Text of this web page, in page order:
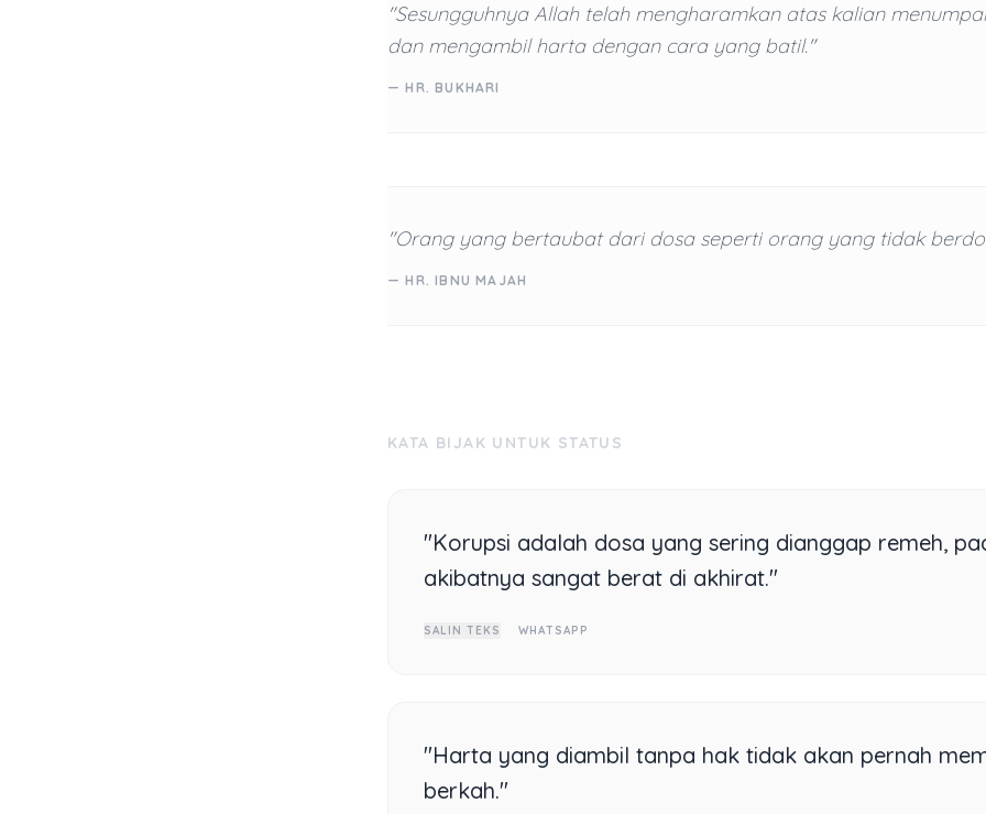
"Sesungguhnya Allah telah mengharamkan atas kalian
dan mengambil harta dengan cara yang batil."
— HR. BUKHARI
"Orang yang bertaubat dari dosa seperti orang yang tidak
— HR. IBNU MAJAH
KATA BIJAK UNTUK STATUS
"Korupsi adalah dosa yang sering dianggap remeh,
akibatnya sangat berat di akhirat."
SALIN TEKS WHATSAPP
"Harta yang diambil tanpa hak tidak akan pernah
berkah."